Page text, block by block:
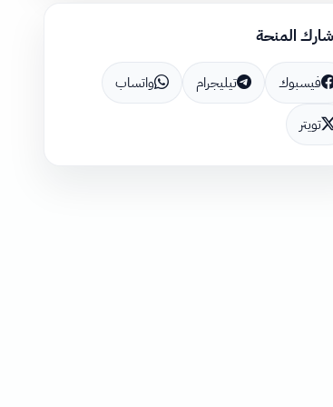
شارك المنحة
فيسبوك تيليجرام واتساب
تويتر